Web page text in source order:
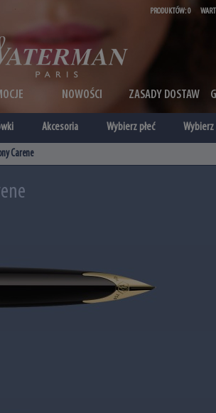
PRODUKTÓW:0
NOWOŚCI ZASADY DOSTAW
Akcesoria Wybierz płeć
Carene